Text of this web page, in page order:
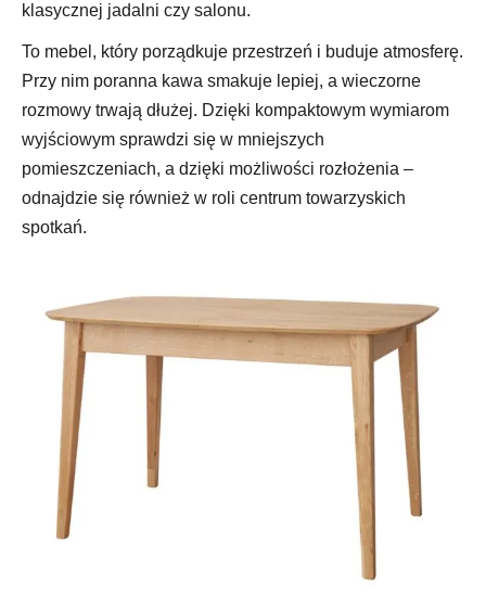
klasycznej jadalni czy salonu.
To mebel, który porządkuje przestrzeń i buduje atmosferę.
Przy nim poranna kawa smakuje lepiej, a wieczorne
rozmowy trwają dłużej. Dzięki kompaktowym wymiarom
wyjściowym sprawdzi się w mniejszych
pomieszczeniach, a dzięki możliwości rozłożenia –
odnajdzie się również w roli centrum towarzyskich
spotkań.